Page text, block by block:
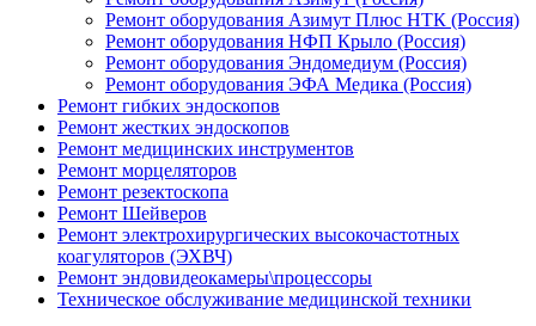
Ремонт оборудования Азимут Плюс НТК (Россия)
Ремонт оборудования НФП Крыло (Россия)
Ремонт оборудования Эндомедиум (Россия)
Ремонт оборудования ЭФА Медика (Россия)
Ремонт гибких эндоскопов
Ремонт жестких эндоскопов
Ремонт медицинских инструментов
Ремонт морцеляторов
Ремонт резектоскопа
Ремонт Шейверов
Ремонт электрохирургических высокочастотных
коагуляторов (ЭХВЧ)
Ремонт эндовидеокамеры\процессоры
Техническое обслуживание медицинской техники